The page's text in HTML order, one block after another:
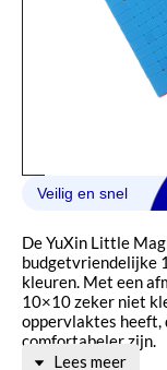
De YuXin Little
budgetvriendelijke
kleuren. Met een
10×10 zeker niet
oppervlaktes heeft,
comfortabeler zijn.
Lees meer